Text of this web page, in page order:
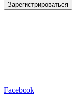
Зарегистрироваться
Facebook